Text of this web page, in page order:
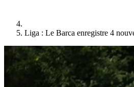
Liga : Le Barca enregistre 4